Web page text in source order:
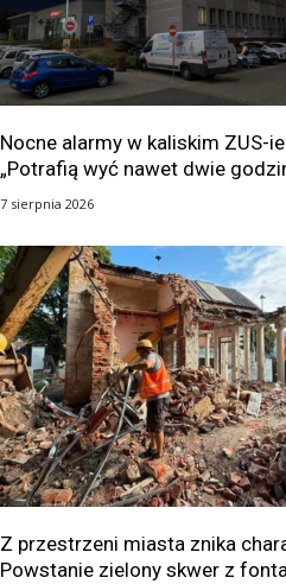
Nocne alarmy w kaliskim ZUS-
„Potrafią wyć nawet dwie
7 sierpnia 2026
Z przestrzeni miasta znika
Powstanie zielony skwer z